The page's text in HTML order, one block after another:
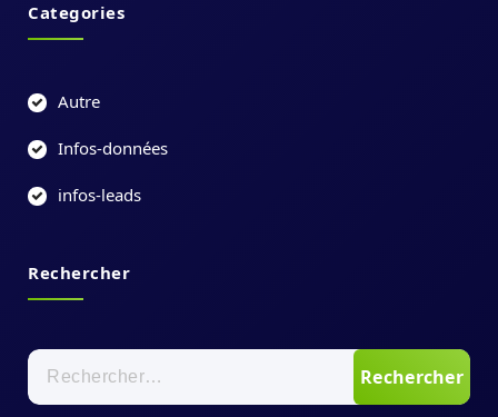
Categories
Autre
Infos-données
infos-leads
Rechercher